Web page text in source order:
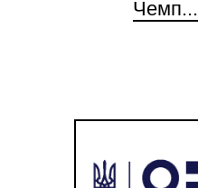
Чемп...